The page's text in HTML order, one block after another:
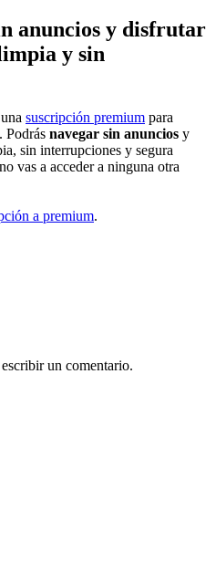
anuncios y disfrutar
y sin
suscripción premium para
Podrás navegar sin anuncios y
sin interrupciones y segura
no vas a acceder a ninguna otra
a premium.
un comentario.